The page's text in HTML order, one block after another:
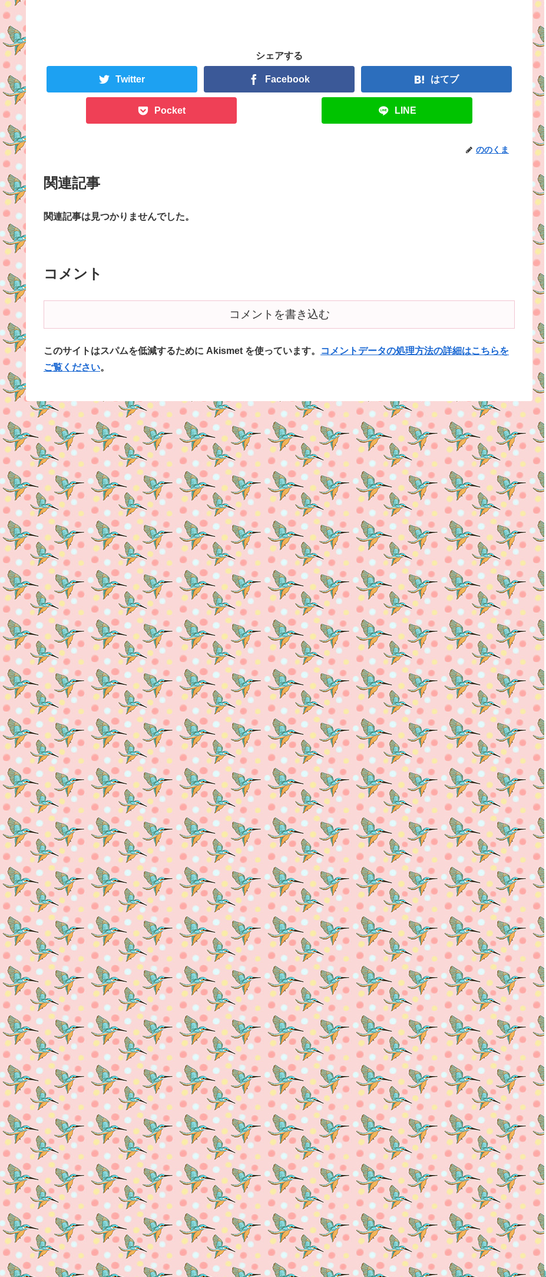
シェアする
Twitter Facebook はてブ
Pocket LINE
ののくま
関連記事
関連記事は見つかりませんでした。
コメント
コメントを書き込む
このサイトはスパムを低減するために Akismet を使っています。
コメントデータの処理方法の詳細はこちらを
ご覧ください。